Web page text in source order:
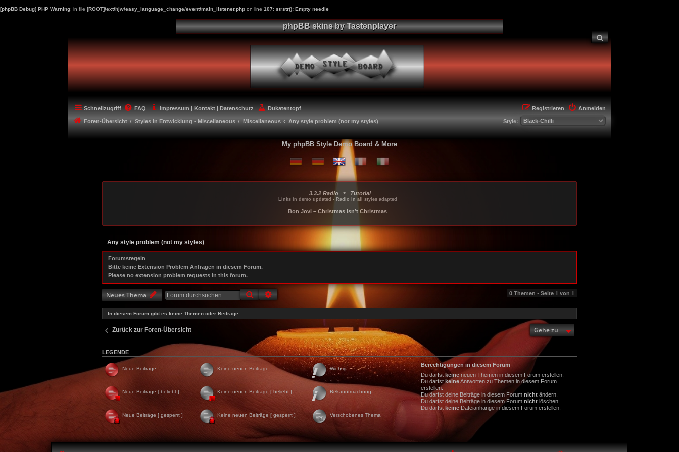
[phpBB Debug] PHP Warning: in file [ROOT]/ext/hjw/easy_language_change/event/main_listener.php on line 107: strstr(): Empty needle
phpBB skins by Tastenplayer
Suche
Schnellzugriff FAQ Impressum | Kontakt | Datenschutz Dukatentopf Anmelden
Registrieren
Foren-Übersicht Styles in Entwicklung - Miscellaneous Miscellaneous Any style problem (not my styles) Style:
My phpBB Style Demo Board & More
3.3.2 Radio... •... Tutorial
Links in demo updated - Radio in all styles adapted
Bon Jovi – Christmas Isn’t Christmas
Any style problem (not my styles)
Forumsregeln
Bitte keine Extension Problem Anfragen in diesem Forum.
Please no extension problem requests in this forum.
Neues Thema Suche 0 Themen • Seite1 von1
In diesem Forum gibt es keine Themen oder Beiträge.
Zurück zur Foren-Übersicht Gehe zu
Berechtigungen in diesem Forum
Du darfstkeineneuen Themen in diesem Forum erstellen.
Du darfstkeineAntworten zu Themen in diesem Forum
erstellen.
Du darfst deine Beiträge in diesem Forumnicht ändern.
Du darfst deine Beiträge in diesem Forumnicht löschen.
Du darfstkeine Dateianhänge in diesem Forum erstellen.
LEGENDE
Neue Beiträge
Neue Beiträge [ beliebt ]
Neue Beiträge [ gesperrt ]
Keine neuen Beiträge
Keine neuen Beiträge [ beliebt ]
Keine neuen Beiträge [ gesperrt ]
Wichtig
Bekanntmachung
Verschobenes Thema